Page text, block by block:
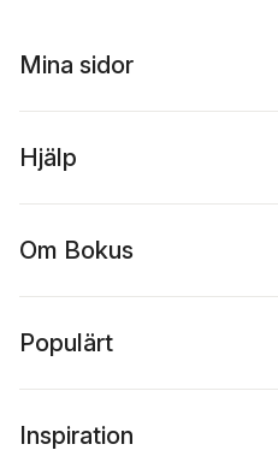
Mina sidor
Hjälp
Om Bokus
Populärt
Inspiration